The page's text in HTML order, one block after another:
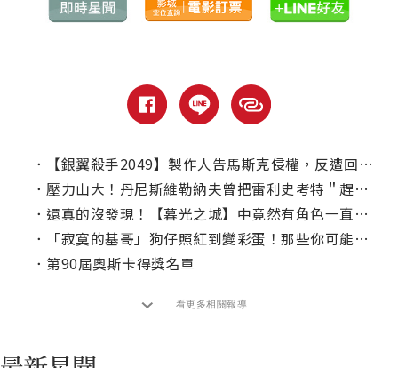
．
【銀翼殺手2049】製作人告馬斯克侵權，反遭回嗆！
． 壓力山大！丹尼斯維勒納夫曾把雷利史考特＂趕出＂片場
． 還真的沒發現！【暮光之城】中竟然有角色一直提著雞蛋入鏡？
．
「寂寞的基哥」狗仔照紅到變彩蛋！那些你可能沒注意到的電影彩蛋
． 第90屆奧斯卡得獎名單
看更多相關報導